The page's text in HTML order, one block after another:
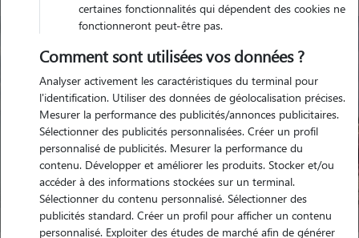
certaines fonctionnalités qui dépendent des cookies ne
fonctionneront peut-être pas.
Comment sont utilisées vos données ?
Analyser activement les caractéristiques du terminal pour
l'identification. Utiliser des données de géolocalisation précises.
Mesurer la performance des publicités/annonces publicitaires.
Sélectionner des publicités personnalisées. Créer un profil
personnalisé de publicités. Mesurer la performance du
contenu. Développer et améliorer les produits. Stocker et/ou
accéder à des informations stockées sur un terminal.
Sélectionner du contenu personnalisé. Sélectionner des
publicités standard. Créer un profil pour afficher un contenu
personnalisé. Exploiter des études de marché afin de générer